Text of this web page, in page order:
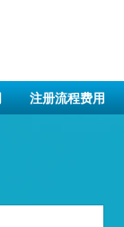
注册流程费用